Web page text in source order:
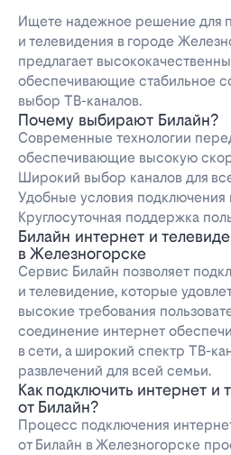
Ищете надежное решение для
и телевидения в городе
предлагает
обеспечивающие стабильное
выбор ТВ-каналов.
Почему выбирают Билайн?
Современные технологии
обеспечивающие высокую
Широкий выбор каналов для
Удобные условия подключения
Круглосуточная поддержка
Билайн интернет и
в Железногорске
Сервис Билайн позволяет
и телевидение, которые
высокие требования
соединение интернет
в сети, а широкий спектр ТВ-
развлечений для всей семьи.
Как подключить интернет и
от Билайн?
Процесс подключения
от Билайн в Железногорске